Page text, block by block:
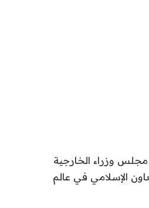
وزراء الخارجية
«منظمة التعاون الإسلامي في عالم